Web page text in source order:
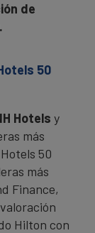
de
50
Hotels y
más
50
más
Finance,
Hilton con